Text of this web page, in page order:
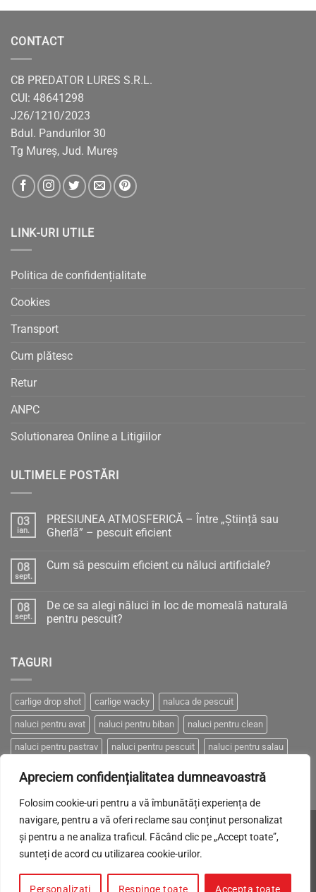
Apreciem confidențialitatea dumneavoastră
Folosim cookie-uri pentru a vă îmbunătăți experiența de
navigare, pentru a vă oferi reclame sau conținut personalizat
și pentru a ne analiza traficul. Făcând clic pe „Accept toate”,
sunteți de acord cu utilizarea cookie-urilor.
Personalizați Respinge toate Accepta toate
CONTACT
CB PREDATOR LURES S.R.L.
CUI: 48641298
J26/1210/2023
Bdul. Pandurilor 30
Tg Mureș, Jud. Mureș
LINK-URI UTILE
Politica de confidențialitate
Cookies
Transport
Cum plătesc
Retur
ANPC
Solutionarea Online a Litigiilor
ULTIMELE POSTĂRI
03
ian.
PRESIUNEA ATMOSFERICĂ – Între „Știință sau
Gherlă” – pescuit eficient
la
Între
„Știință
sau
eficient
08
sept.
Cum să pescuim eficient cu năluci artificiale?
Cum
să
pescuim
artificiale?
08
sept.
De ce sa alegi năluci în loc de momeală naturală
pentru pescuit?
De
ce
năluci
în
loc
de
momeală
naturală
pentru
TAGURI
carlige drop shot carlige wacky naluca de pescuit
naluci pentru avat naluci pentru biban naluci pentru clean
naluci pentru pastrav naluci pentru pescuit naluci pentru salau
naluci pentru somn naluci pentru stiuca
Made with LOVE byBrand-it. Visa MasterCardCash
POLITICA DE CONFIDENȚIALITATE COOKIES